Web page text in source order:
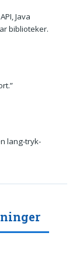
Java
biblioteker.
lang-tryk-